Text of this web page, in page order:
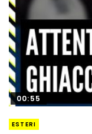
00:55
ESTERI